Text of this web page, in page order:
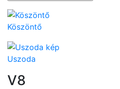
Köszöntő
Uszoda
V8